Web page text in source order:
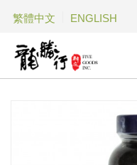
繁體中文 ENGLISH